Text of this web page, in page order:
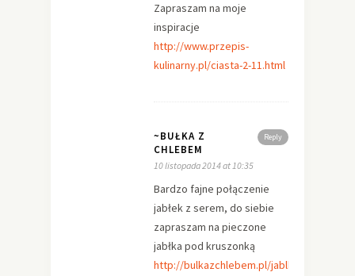
Zapraszam na moje
inspiracje
http://www.przepis-
kulinarny.pl/ciasta-2-11.html
Reply
~BUŁKA Z
CHLEBEM
10 listopada 2014 at 10:35
Bardzo fajne połączenie
jabłek z serem, do siebie
zapraszam na pieczone
jabłka pod kruszonką
http://bulkazchlebem.pl/jablka-